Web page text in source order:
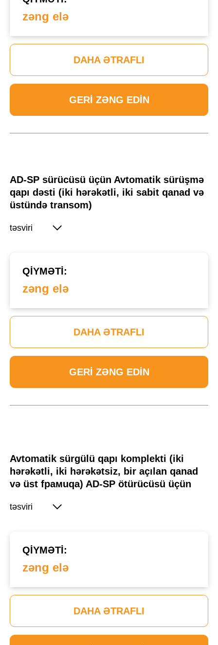
zəng elə
DAHA ƏTRAFLI
GERI ZƏNG EDIN
AD-SP sürücüsü üçün Avtomatik sürüşmə
qapı dəsti (iki hərəkətli, iki sabit qanad və
üstündə transom)
təsviri
QIYMƏTI:
zəng elə
DAHA ƏTRAFLI
GERI ZƏNG EDIN
Avtomatik sürgülü qapı komplekti (iki
hərəkətli, iki hərəkətsiz, bir açılan qanad
və üst fрамuqa) AD-SP ötürücüsü üçün
təsviri
QIYMƏTI:
zəng elə
DAHA ƏTRAFLI